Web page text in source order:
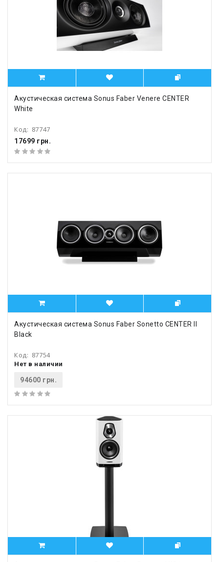
Акустическая система Sonus Faber Venere CENTER
White
Код: 87747
17699 грн.
Акустическая система Sonus Faber Sonetto CENTER II
Black
Код: 87754
Нет в наличии
94600 грн.